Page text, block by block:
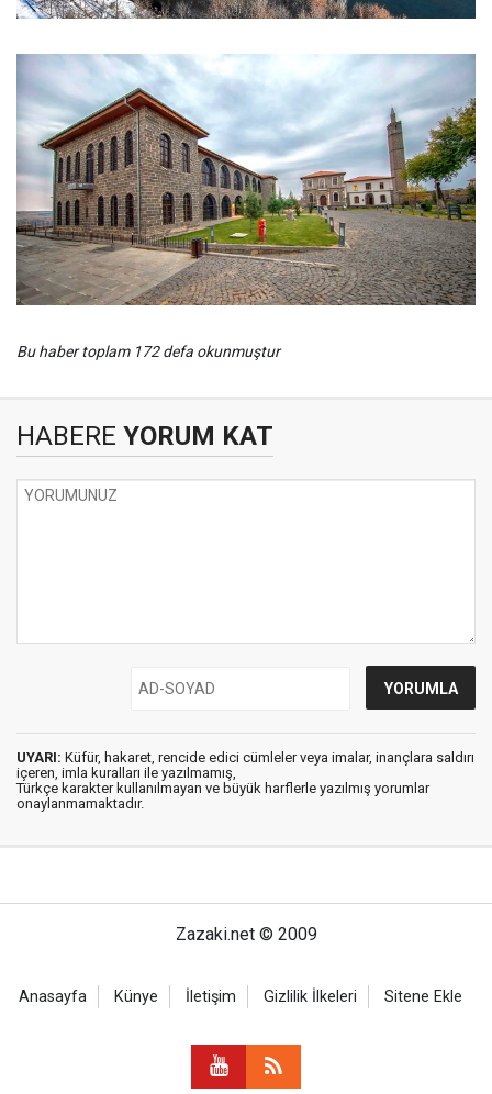
Bu haber toplam 172 defa okunmuştur
HABERE YORUM KAT
UYARI: Küfür, hakaret, rencide edici cümleler veya imalar, inançlara saldırı
içeren, imla kuralları ile yazılmamış,
Türkçe karakter kullanılmayan ve büyük harflerle yazılmış yorumlar
onaylanmamaktadır.
Zazaki.net © 2009
Anasayfa Künye İletişim Gizlilik İlkeleri Sitene Ekle